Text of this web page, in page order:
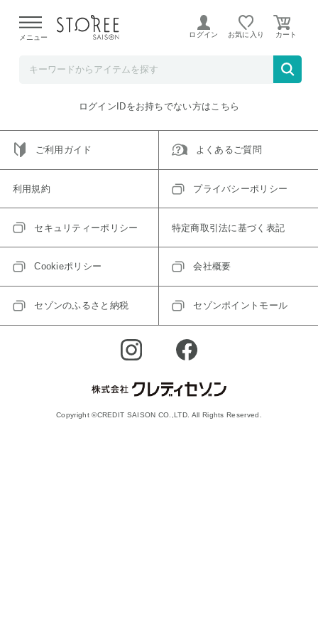
よる配送遅延が発生しております。
メニュー ログイン お気に入り
ご指定のアイテムは取り扱い終了、またはただいま取り扱い
トップへ戻る
ログインIDをお持ちでない方はこちら
ご利用ガイド よくあるご質問
利用規約 プライバシーポリシー
セキュリティーポリシー 特定商取引法に基づく表記
Cookieポリシー 会社概要
セゾンのふるさと納税 セゾンポイントモール
Copyright ©CREDIT SAISON CO.,LTD. All Rights Reserved.